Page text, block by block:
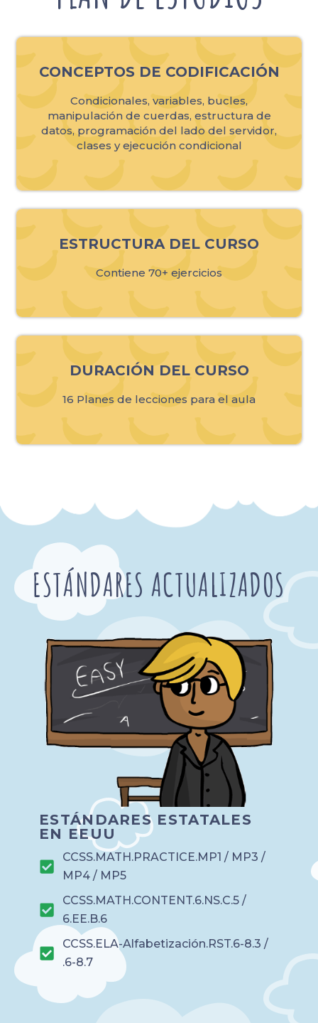
CONCEPTOS DE CODIFICACIÓN
Condicionales, variables, bucles,
manipulación de cuerdas, estructura de
datos, programación del lado del servidor,
clases y ejecución condicional
ESTRUCTURA DEL CURSO
Contiene 70+ ejercicios
DURACIÓN DEL CURSO
16 Planes de lecciones para el aula
ESTÁNDARES ACTUALIZADOS
ESTÁNDARES ESTATALES
EN EEUU
CCSS.MATH.PRACTICE.MP1 / MP3 /
MP4 / MP5
CCSS.MATH.CONTENT.6.NS.C.5 /
6.EE.B.6
CCSS.ELA-Alfabetización.RST.6-8.3 /
.6-8.7